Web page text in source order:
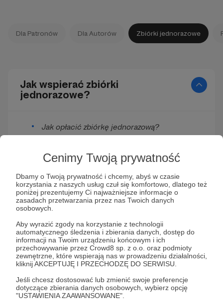
Cenimy Twoją prywatność
Dbamy o Twoją prywatność i chcemy, abyś w czasie
korzystania z naszych usług czuł się komfortowo, dlatego też
poniżej prezentujemy Ci najważniejsze informacje o
zasadach przetwarzania przez nas Twoich danych
osobowych.
Aby wyrazić zgody na korzystanie z technologii
automatycznego śledzenia i zbierania danych, dostęp do
informacji na Twoim urządzeniu końcowym i ich
przechowywanie przez Crowd8 sp. z o.o. oraz podmioty
zewnętrzne, które wspierają nas w prowadzeniu działalności,
kliknij AKCEPTUJĘ I PRZECHODZĘ DO SERWISU.
Jeśli chcesz dostosować lub zmienić swoje preferencje
dotyczące zbierania danych osobowych, wybierz opcję
"USTAWIENIA ZAAWANSOWANE".
Dla Patronów Dla Autorów Zbiórki jednorazowe
Jak wspierać zbiórki
jednorazowe?
Jak opłacić zbiórkę jednorazową?
zbiórkę?
Czy moje dane wyświetlą się na liście
wspieranej zbiórki?
Czy muszę zarejestrować konto do wpłaty
na zbiórkę jednorazową?
Jak długo działa to hasło techniczne?
Czy po zalogowaniu na konto można
zobaczyć swoje zbiórki, które wspieraliśmy
jednorazowo?
Czy jeśli nie użyje konta więcej razy to
konto samo się dezaktywuje?